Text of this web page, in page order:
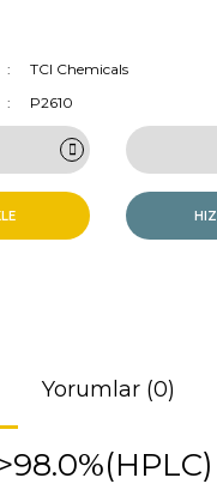
TCI Chemicals
P2610
Yorumlar (0)